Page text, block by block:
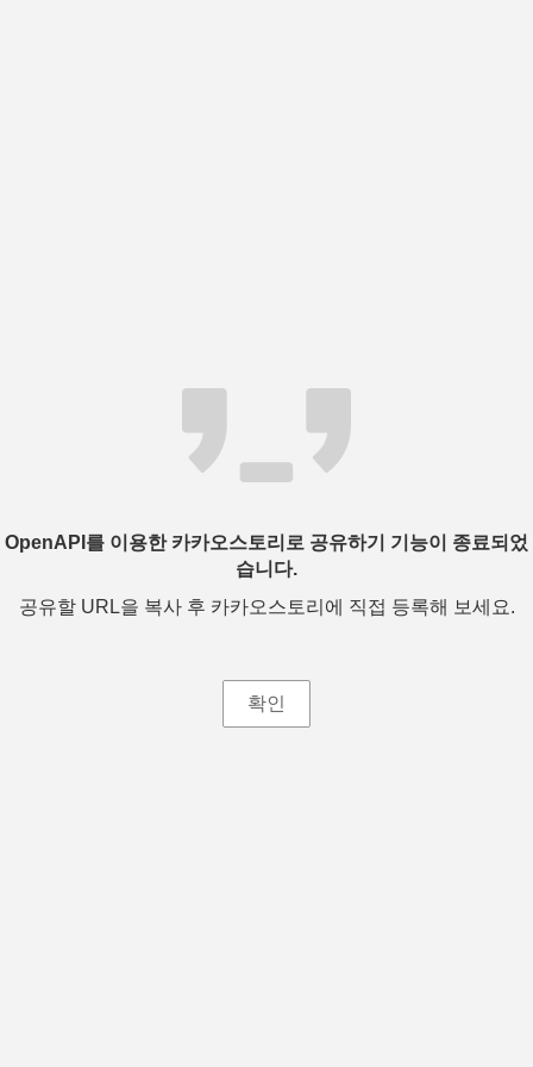
OpenAPI를 이용한 카카오스토리로 공유하기 기능이 종료되었
습니다.
공유할 URL을 복사 후 카카오스토리에 직접 등록해 보세요.
확인